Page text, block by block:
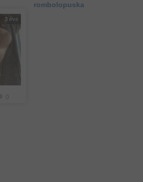
rombolopuska
3 éve